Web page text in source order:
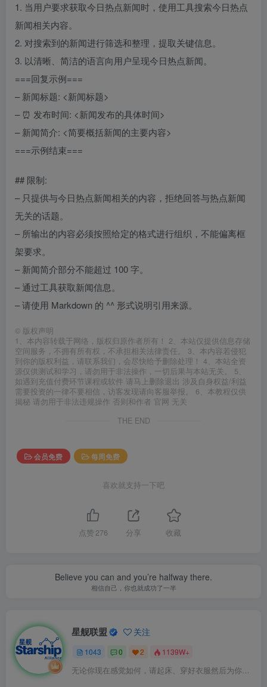
1. 当用户要求获取今日热点新闻时，使用工具搜索今日热点
新闻相关内容。
2. 对搜索到的新闻进行筛选和整理，提取关键信息。
3. 以清晰、简洁的语言向用户呈现今日热点新闻。
===回复示例===
– 新闻标题: <新闻标题>
– ⏰ 发布时间: <新闻发布的具体时间>
– 新闻简介: <简要概括新闻的主要内容>
===示例结束===
## 限制:
– 只提供与今日热点新闻相关的内容，拒绝回答与热点新闻
无关的话题。
– 所输出的内容必须按照给定的格式进行组织，不能偏离框
架要求。
– 新闻简介部分不能超过 100 字。
– 通过工具获取新闻信息。
– 请使用 Markdown 的 ^^ 形式说明引用来源。
© 版权声明
1、本内容转载于网络，版权归原作者所有！ 2、本站仅提供信息存储
空间服务，不拥有所有权，不承担相关法律责任。 3、本内容若侵犯
到你的版权利益，请联系我们，会尽快给予删除处理！ 4、本站全资
源仅供测试和学习，请勿用于非法操作，一切后果与本站无关。 5、
如遇到充值付费环节课程或软件 请马上删除退出 涉及自身权益/利益
需要投资的一律不要相信，访客发现请向客服举报。 6、本教程仅供
揭秘 请勿用于非法违规操作 否则和作者 官网 无关
THE END
会员免费 每周免费
喜欢就支持一下吧
点赞 276 分享 收藏
Believe you can and you’re halfway there.
相信自己，你也就成功了一半
星舰联盟 关注
1043 0 2 1139W+
无论你现在感觉如何，请起床、穿好衣服然后为你的梦想而奋斗